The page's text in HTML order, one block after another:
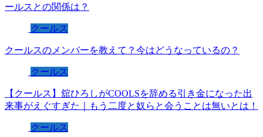
ールスとの関係は？
クールス
クールスのメンバーを教えて？今はどうなっているの？
クールス
【クールス】舘ひろしがCOOLSを辞める引き金になった出
来事がえぐすぎた｜もう二度と奴らと会うことは無いとは！
クールス